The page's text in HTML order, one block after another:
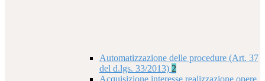
Automatizzazione delle procedure (Art. 37
del d.lgs. 33/2013) 2